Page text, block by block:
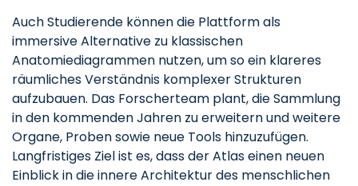
Auch Studierende können die Plattform als
immersive Alternative zu klassischen
Anatomiediagrammen nutzen, um so ein klareres
räumliches Verständnis komplexer Strukturen
aufzubauen. Das Forscherteam plant, die Sammlung
in den kommenden Jahren zu erweitern und weitere
Organe, Proben sowie neue Tools hinzuzufügen.
Langfristiges Ziel ist es, dass der Atlas einen neuen
Einblick in die innere Architektur des menschlichen